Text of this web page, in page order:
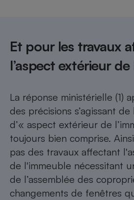
Et pour les travaux
l’aspect extérieur
La réponse ministérielle (1)
des précisions s’agissant
d’« aspect extérieur de
toujours bien comprise.
pas des travaux affectant
de l'immeuble nécessitant
de l’assemblée des
changements de fenêtres